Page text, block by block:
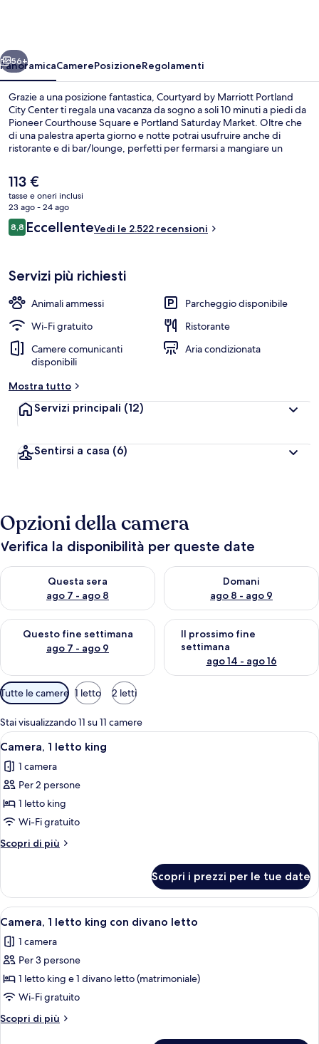
Center
Avanti
56+
PanoramicaCamerePosizioneRegolamenti
Grazie a una posizione fantastica, Courtyard by Marriott Portland
City Center ti regala una vacanza da sogno a soli 10 minuti a piedi da
Pioneer Courthouse Square e Portland Saturday Market. Oltre che
di una palestra aperta giorno e notte potrai usufruire anche di
ristorante e di bar/lounge, perfetti per fermarsi a mangiare un
Sala da Ballo McMenamins Crystal Ballroom e Tom McCall
Waterfront Park si trovano a soli 10 minuti a piedi. Le recensioni dei
viaggiatori menzionano i letti comodi e il personale gentile. La
struttura è comoda per usare i mezzi pubblici: Stazione di SW 6th-
Pine Street e Stazione di SW 5th-Oak Street sono a breve distanza a
piedi.
Il
prezzo
attuale
è
113 €
113 €
tasse e oneri inclusi
23 ago - 24 ago
Recensioni
8,88,8 su 10
EccellenteVedi le 2.522 recensioni
Servizi più richiesti
Animali ammessi
Parcheggio disponibile
Wi-Fi gratuito
Ristorante
Camere comunicanti
disponibili
Aria condizionata
Mostra tutto
Servizi principali (12)
Sentirsi a casa (6)
Opzioni della camera
Verifica la disponibilità per queste date
Questa sera
ago 7 - ago 8
Verifica la disponibilità per questa sera, ago 7 - ago 8
Domani
ago 8 - ago 9
Verifica la disponibilità per
Questo fine settimana
ago 7 - ago 9
Verifica la disponibilità per questo fine settimana, ago 7 - ago
Il prossimo fine
settimana
ago 14 - ago 16
Verifica la disponibilità per il
Filtri
disponibili
per
le
camere
Tutte le camere 1 letto 2 letti
Stai visualizzando 11 su 11 camere
Apri
tutte
le
foto
per
Camera,
1
letto
Una camera d'albergo con un letto
8
Camera, 1 letto king
1 camera
Per 2 persone
1 letto king
Wi-Fi gratuito
Scopri di più
Altri
1
letto
king
Scopri i prezzi per le tue date
Apri
tutte
le
foto
per
Camera,
1
letto
Una camera d'albergo con un letto
8
Camera, 1 letto king con divano letto
1 camera
Per 3 persone
1 letto king e 1 divano letto (matrimoniale)
Wi-Fi gratuito
Scopri di più
Altri